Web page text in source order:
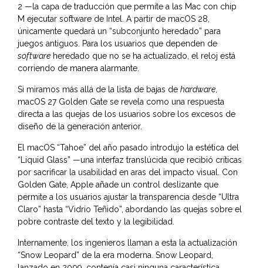
2 —la capa de traducción que permite a las Mac con chip
M ejecutar software de Intel. A partir de macOS 28,
únicamente quedará un “subconjunto heredado” para
juegos antiguos. Para los usuarios que dependen de
software heredado que no se ha actualizado, el reloj está
corriendo de manera alarmante.
Si miramos más allá de la lista de bajas de hardware,
macOS 27 Golden Gate se revela como una respuesta
directa a las quejas de los usuarios sobre los excesos de
diseño de la generación anterior.
El macOS “Tahoe” del año pasado introdujo la estética del
“Liquid Glass” —una interfaz translúcida que recibió críticas
por sacrificar la usabilidad en aras del impacto visual. Con
Golden Gate, Apple añade un control deslizante que
permite a los usuarios ajustar la transparencia desde “Ultra
Claro” hasta “Vidrio Teñido”, abordando las quejas sobre el
pobre contraste del texto y la legibilidad.
Internamente, los ingenieros llaman a esta la actualización
“Snow Leopard” de la era moderna. Snow Leopard,